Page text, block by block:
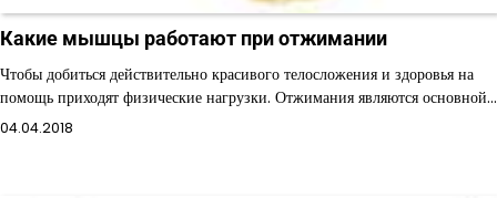
Какие мышцы работают при отжимании
Чтобы добиться действительно красивого телосложения и здоровья на
помощь приходят физические нагрузки. Отжимания являются основной…
04.04.2018